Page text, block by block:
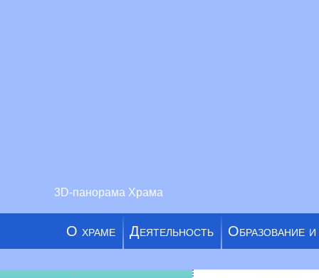
3D-панорама Храма
О храме Деятельность Образование